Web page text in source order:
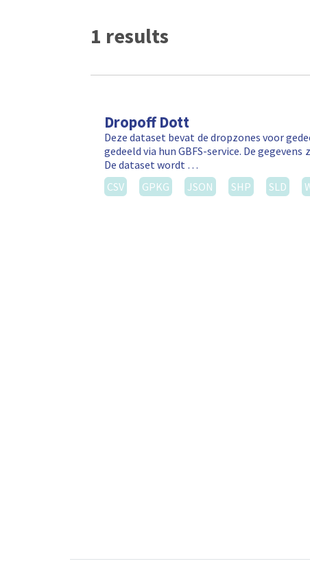
1 results
Dropoff Dott
Deze dataset bevat de dropzones voor
gedeeld via hun GBFS-service. De
De dataset wordt …
CSV
GPKG JSON SHP SLD